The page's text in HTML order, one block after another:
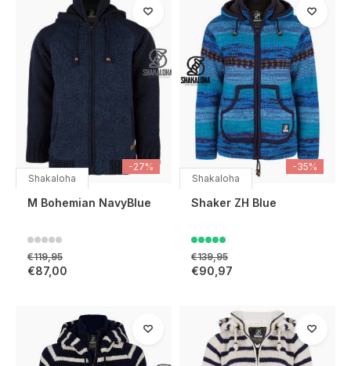
-27%
Shakaloha
M Bohemian NavyBlue
€119,95
€87,00
-35%
Shakaloha
Shaker ZH Blue
€139,95
€90,97